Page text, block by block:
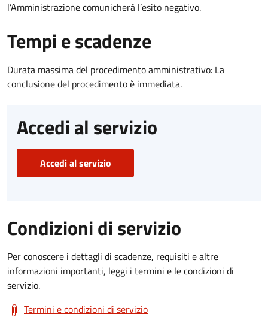
l’Amministrazione comunicherà l’esito negativo.
Tempi e scadenze
Durata massima del procedimento amministrativo: La
conclusione del procedimento è immediata.
Accedi al servizio
Accedi al servizio
Condizioni di servizio
Per conoscere i dettagli di scadenze, requisiti e altre
informazioni importanti, leggi i termini e le condizioni di
servizio.
Termini e condizioni di servizio